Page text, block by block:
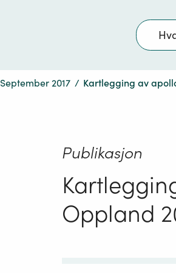
Søk
September 2017 / Kartlegging av
Publikasjon
Oppland